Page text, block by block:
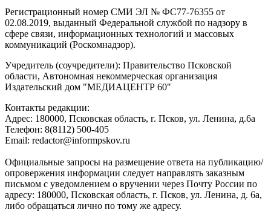
Регистрационный номер СМИ ЭЛ № ФС77-76355 от
02.08.2019, выданный Федеральной службой по надзору в
сфере связи, информационных технологий и массовых
коммуникаций (Роскомнадзор).
Учредитель (соучредители): Правительство Псковской
области, Автономная некоммерческая организация
Издательский дом "МЕДИАЦЕНТР 60"
Контакты редакции:
Адреc: 180000, Псковская область, г. Псков, ул. Ленина, д.6а
Телефон: 8(8112) 500-405
Email: redactor@informpskov.ru
Официальные запросы на размещение ответа на публикацию/
опровержения информации следует направлять заказным
письмом с уведомлением о вручении через Почту России по
адресу: 180000, Псковская область, г. Псков, ул. Ленина, д. 6а,
либо обращаться лично по тому же адресу.